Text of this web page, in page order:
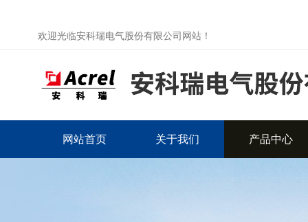
欢迎光临安科瑞电气股份有限公司网站！
网站首页 关于我们 产品中心